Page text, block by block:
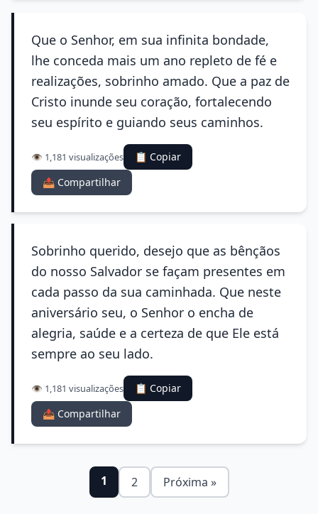
Que o Senhor, em sua infinita bondade,
lhe conceda mais um ano repleto de fé e
realizações, sobrinho amado. Que a paz de
Cristo inunde seu coração, fortalecendo
seu espírito e guiando seus caminhos.
👁️ 1,181 visualizações
📋 Copiar
📤 Compartilhar
Sobrinho querido, desejo que as bênçãos
do nosso Salvador se façam presentes em
cada passo da sua caminhada. Que neste
aniversário seu, o Senhor o encha de
alegria, saúde e a certeza de que Ele está
sempre ao seu lado.
👁️ 1,181 visualizações
📋 Copiar
📤 Compartilhar
1 2 Próxima »